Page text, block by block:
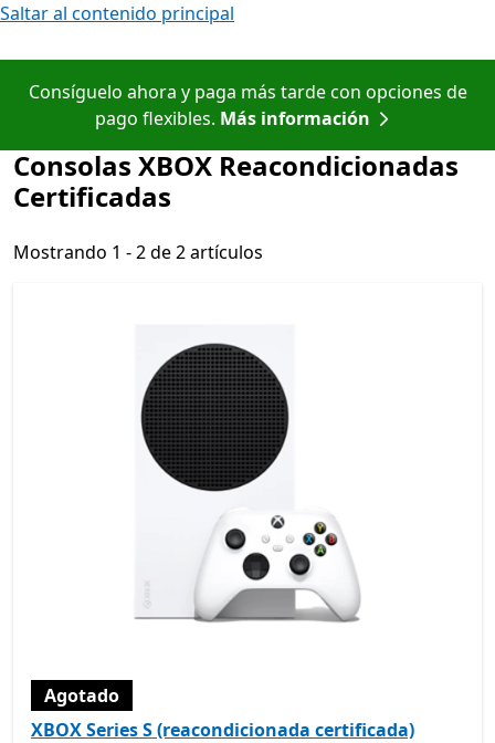
Saltar al contenido principal
Consíguelo ahora y paga más tarde con opciones de
pago flexibles. Más información
Consolas XBOX Reacondicionadas
Certificadas
Mostrando 1 - 2 de 2 artículos
Mostrando 1 - 2 de 2 artículos
Agotado
XBOX Series S (reacondicionada certificada)